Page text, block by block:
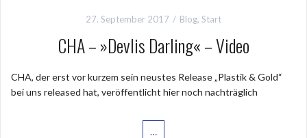
27. September 2017 Blog, Start
CHA – »Devlis Darling« – Video
CHA, der erst vor kurzem sein neustes Release „Plastik & Gold“
bei uns released hat, veröffentlicht hier noch nachträglich
…